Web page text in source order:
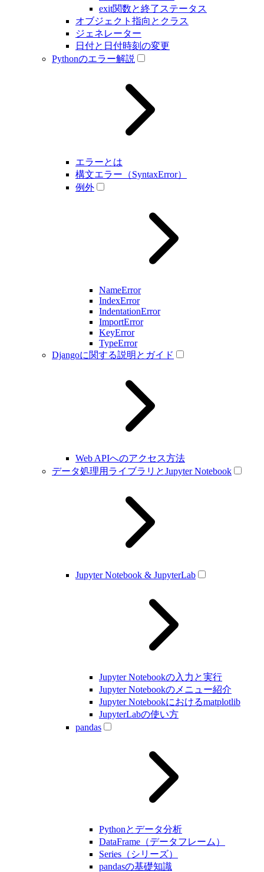
exit関数と終了ステータス
オブジェクト指向とクラス
ジェネレーター
日付と日付時刻の変更
Pythonのエラー解説
エラーとは
構文エラー（SyntaxError）
例外
NameError
IndexError
IndentationError
ImportError
KeyError
TypeError
Djangoに関する説明とガイド
Web APIへのアクセス方法
データ処理用ライブラリとJupyter Notebook
Jupyter Notebook & JupyterLab
Jupyter Notebookの入力と実行
Jupyter Notebookのメニュー紹介
Jupyter Notebookにおけるmatplotlib
JupyterLabの使い方
pandas
Pythonとデータ分析
DataFrame（データフレーム）
Series（シリーズ）
pandasの基礎知識